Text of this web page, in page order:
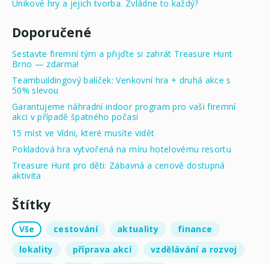
Únikové hry a jejich tvorba. Zvládne to každý?
Doporučené
Sestavte firemní tým a přijďte si zahrát Treasure Hunt
Brno — zdarma!
Teambuildingový balíček: Venkovní hra + druhá akce s
50% slevou
Garantujeme náhradní indoor program pro vaši firemní
akci v případě špatného počasí
15 míst ve Vídni, které musíte vidět
Pokladová hra vytvořená na míru hotelovému resortu
Treasure Hunt pro děti: Zábavná a cenově dostupná
aktivita
Štítky
Vše cestování aktuality
finance
lokality
příprava akcí
vzdělávání a rozvoj